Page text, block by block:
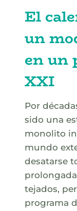
El
un
en un
XXI
Por
sido una
monolito
mundo
desatarse
tejados,
programa